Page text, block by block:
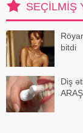
SEÇILMIŞ
bitdi
Diş